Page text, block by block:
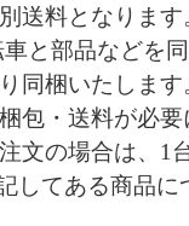
送料となりま
と部品などを
同梱いたしま
包・送料が必
文の場合は、1
してある商品